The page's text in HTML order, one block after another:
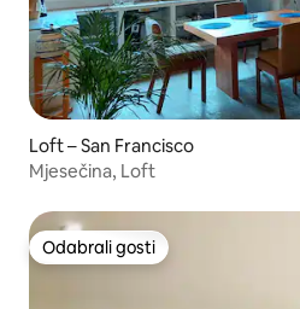
Loft – San Francisco
Mjesečina, Loft
Odabrali gosti
Odabrali gosti